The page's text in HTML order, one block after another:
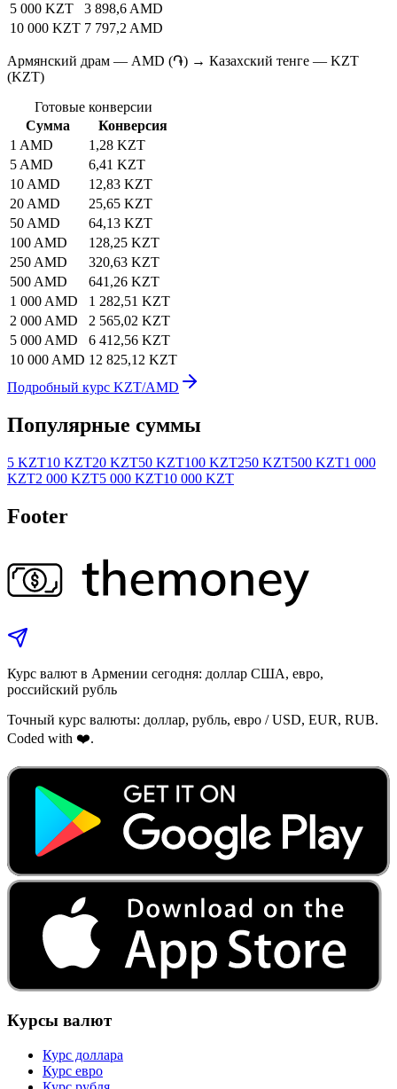
5 000 KZT
3 898,6 AMD
10 000 KZT 7 797,2 AMD
Армянский драм — AMD (֏) → Казахский тенге — KZT
(KZT)
Готовые конверсии
Сумма
Конверсия
1 AMD
1,28 KZT
5 AMD
6,41 KZT
10 AMD
12,83 KZT
20 AMD
25,65 KZT
50 AMD
64,13 KZT
100 AMD
128,25 KZT
250 AMD
320,63 KZT
500 AMD
641,26 KZT
1 000 AMD
1 282,51 KZT
2 000 AMD
2 565,02 KZT
5 000 AMD
6 412,56 KZT
10 000 AMD 12 825,12 KZT
Подробный курс KZT/AMD
Популярные суммы
5 KZT10 KZT20 KZT50 KZT100 KZT250 KZT500 KZT1 000
KZT2 000 KZT5 000 KZT10 000 KZT
Footer
Курс валют в Армении сегодня: доллар США, евро,
российский рубль
Точный курс валюты: доллар, рубль, евро / USD, EUR, RUB.
Coded with ❤️.
Курсы валют
Курс доллара
Курс евро